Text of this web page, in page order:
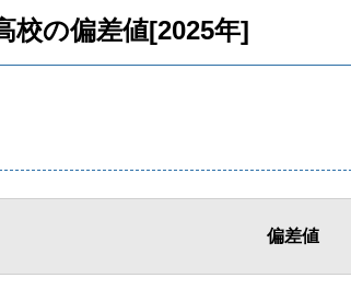
校の偏差値[2025年]
偏差値